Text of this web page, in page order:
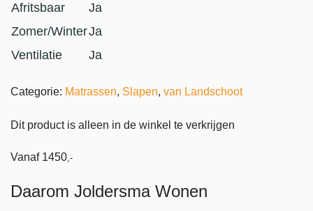
Afritsbaar
Ja
Zomer/WinterJa
Ventilatie
Ja
Categorie: Matrassen, Slapen, van Landschoot
Dit product is alleen in de winkel te verkrijgen
Vanaf 1450,-
Daarom Joldersma Wonen